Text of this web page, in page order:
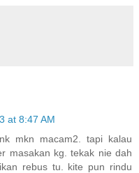
at 8:47 AM
mkn macam2. tapi kalau
masakan kg. tekak nie dah
rebus tu. kite pun rindu